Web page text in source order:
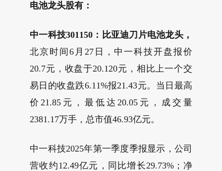
电池龙头股有：
中一科技301150：比亚迪刀片电池龙头，
北京时间6月27日，中一科技开盘报价
20.7元，收盘于20.120元，相比上一个交
易日的收盘跌6.11%报21.43元。当日最高
价21.85元，最低达20.05元，成交量
2381.17万手，总市值46.93亿元。
中一科技2025年第一季度季报显示，公司
营收约12.49亿元，同比增长29.73%；净